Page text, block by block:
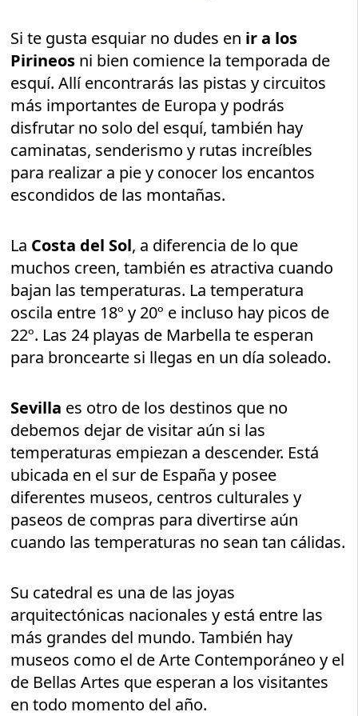
Si te gusta esquiar no dudes en ir a los
Pirineos ni bien comience la temporada de
esquí. Allí encontrarás las pistas y circuitos
más importantes de Europa y podrás
disfrutar no solo del esquí, también hay
caminatas, senderismo y rutas increíbles
para realizar a pie y conocer los encantos
escondidos de las montañas.
La Costa del Sol, a diferencia de lo que
muchos creen, también es atractiva cuando
bajan las temperaturas. La temperatura
oscila entre 18º y 20º e incluso hay picos de
22º. Las 24 playas de Marbella te esperan
para broncearte si llegas en un día soleado.
Sevilla es otro de los destinos que no
debemos dejar de visitar aún si las
temperaturas empiezan a descender. Está
ubicada en el sur de España y posee
diferentes museos, centros culturales y
paseos de compras para divertirse aún
cuando las temperaturas no sean tan cálidas.
Su catedral es una de las joyas
arquitectónicas nacionales y está entre las
más grandes del mundo. También hay
museos como el de Arte Contemporáneo y el
de Bellas Artes que esperan a los visitantes
en todo momento del año.